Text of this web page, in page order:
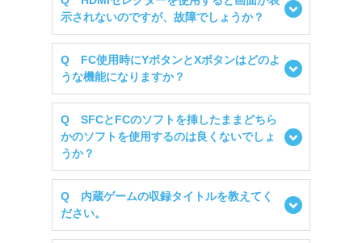
示されないのですが、故障でしょうか？
Q FC使用時にYボタンとXボタンはどのよ
うな機能になりますか？
Q SFCとFCのソフトを挿したままどちら
かのソフトを使用するのは良くないでしょ
うか？
Q 内蔵ゲームの収録タイトルを教えてく
ださい。